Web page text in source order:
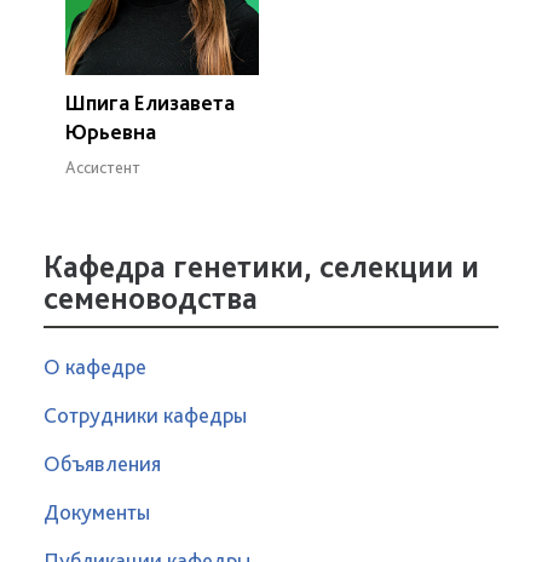
Шпига Елизавета
Юрьевна
Ассистент
Кафедра генетики, селекции и
семеноводства
О кафедре
Сотрудники кафедры
Объявления
Документы